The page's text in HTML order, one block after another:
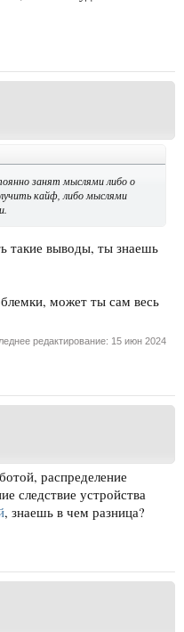
занят мыслями либо о
кайф, либо мыслями
такие выводы, ты знаешь
может ты сам весь
редактирование: 15 июн 2024
распределение
следствие устройства
, знаешь в чем разница?